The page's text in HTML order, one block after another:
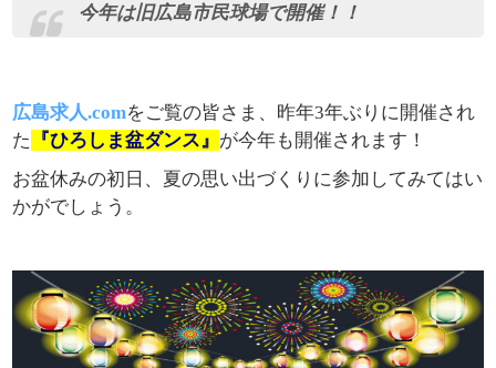
今年は旧広島市民球場で開催！！
広島求人.comをご覧の皆さま、昨年3年ぶりに開催され
た
『ひろしま盆ダンス』 が今年も開催されます！
お盆休みの初日、夏の思い出づくりに参加してみてはい
かがでしょう。